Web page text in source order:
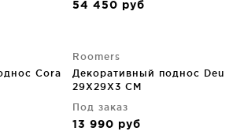
54 450 руб
Cora
Roomers
Декоративный поднос Deu
29X29X3 CM
Под заказ
13 990 руб